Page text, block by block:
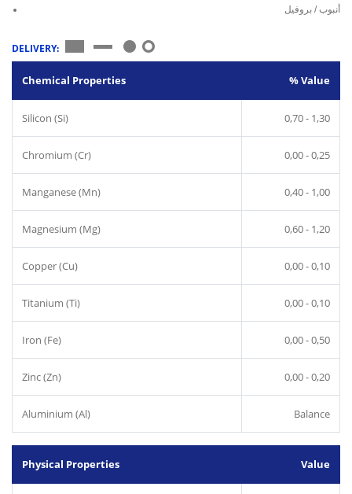
أنبوب / بروفيل
DELIVERY:
Chemical Properties % Value
Silicon (Si) 0,70 - 1,30
Chromium (Cr) 0,00 - 0,25
Manganese (Mn) 0,40 - 1,00
Magnesium (Mg) 0,60 - 1,20
Copper (Cu) 0,00 - 0,10
Titanium (Ti) 0,00 - 0,10
Iron (Fe) 0,00 - 0,50
Zinc (Zn) 0,00 - 0,20
Aluminium (Al) Balance
Physical Properties Value